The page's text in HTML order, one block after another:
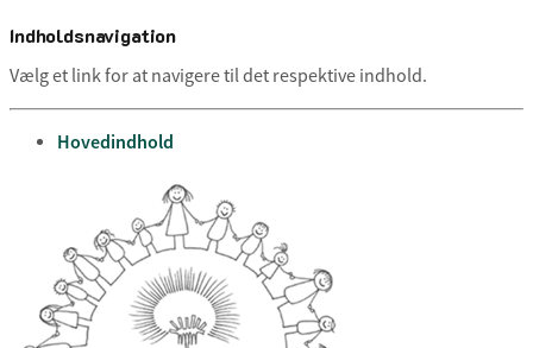
Indholdsnavigation
Vælg et link for at navigere til det respektive indhold.
gå til
Hovedindhold